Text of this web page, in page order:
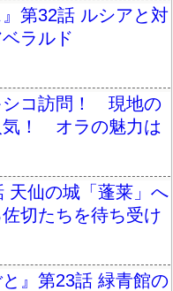
』第32話 ルシアと対
ラルド
シコ訪問！ 現地の
気！ オラの魅力は
天仙の城「蓬莱」へ
切たちを待ち受け
と』第23話 緑青館の